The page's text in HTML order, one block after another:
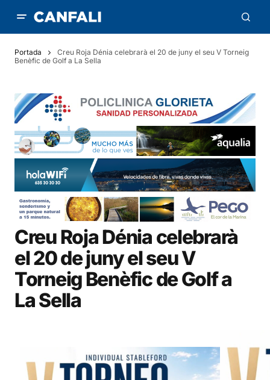
Portada
Creu Roja Dénia celebrarà el 20 de juny el seu V Torneig
Benèfic de Golf a La Sella
Creu Roja Dénia celebrarà
el 20 de juny el seu V
Torneig Benèfic de Golf a
La Sella